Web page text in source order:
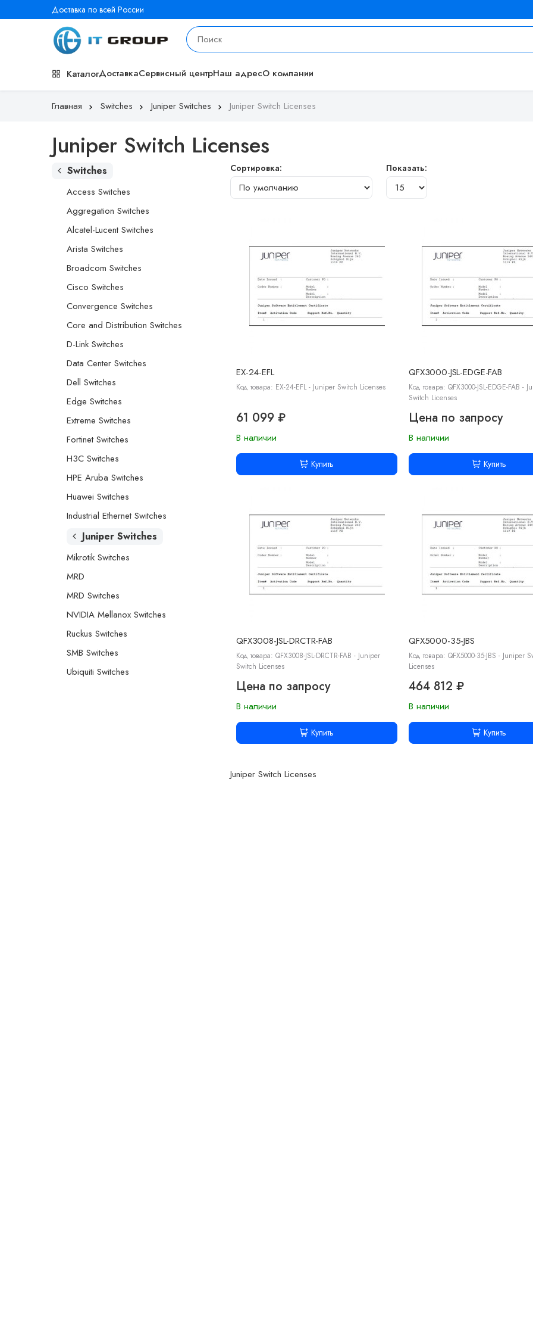
Доставка по всей России
КаталогДоставкаСервисный центрНаш адресО компании
Главная Switches Juniper Switches Juniper Switch Licenses
Juniper Switch Licenses
Switches
Access Switches
Aggregation Switches
Alcatel-Lucent Switches
Arista Switches
Broadcom Switches
Cisco Switches
Convergence Switches
Core and Distribution Switches
D-Link Switches
Data Center Switches
Dell Switches
Edge Switches
Extreme Switches
Fortinet Switches
H3C Switches
HPE Aruba Switches
Huawei Switches
Industrial Ethernet Switches
Juniper Switches
Mikrotik Switches
MRD
MRD Switches
NVIDIA Mellanox Switches
Ruckus Switches
SMB Switches
Ubiquiti Switches
Сортировка: Показать:
EX-24-EFL
Код товара: EX-24-EFL - Juniper Switch Licenses
61 099 ₽
В наличии
Купить
QFX3000-JSL-EDGE-FAB
Код товара: QFX3000-JSL-EDGE-FAB -
Switch Licenses
Цена по запросу
В наличии
Купить
QFX3008-JSL-DRCTR-FAB
Код товара: QFX3008-JSL-DRCTR-FAB - Juniper
Switch Licenses
Цена по запросу
В наличии
Купить
QFX5000-35-JBS
Код товара: QFX5000-35-JBS - Juniper
Licenses
464 812 ₽
В наличии
Купить
Juniper Switch Licenses